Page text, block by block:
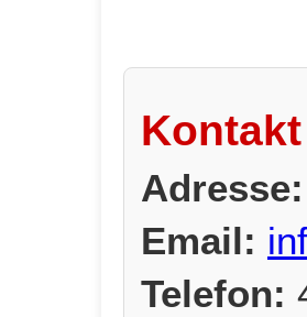
Adresse:
Email:
Telefon: